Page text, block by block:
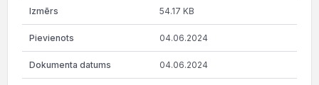
54.17 KB
04.06.2024
04.06.2024